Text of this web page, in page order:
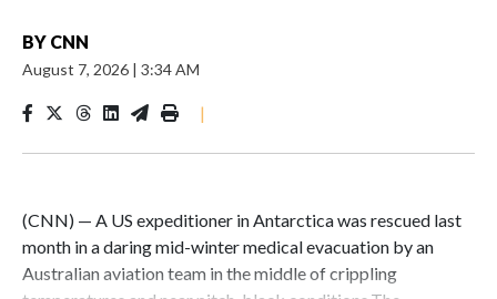
BY CNN
August 7, 2026 | 3:34 AM
|
(CNN) — A US expeditioner in Antarctica was rescued last
month in a daring mid-winter medical evacuation by an
Australian aviation team in the middle of crippling